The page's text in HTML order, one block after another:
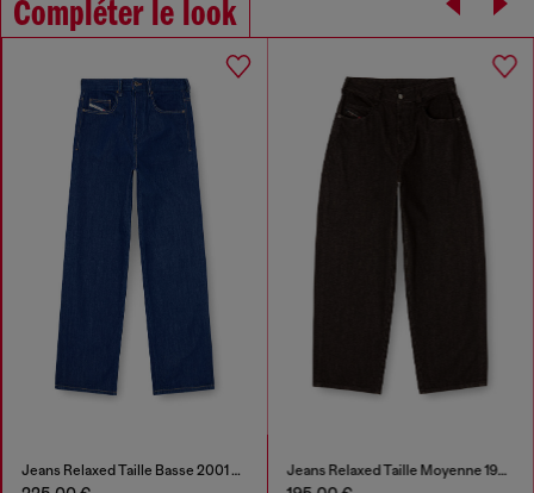
Compléter le look
Jeans Relaxed Taille Basse 2001 D-Macro Jeans Relaxed Taille Moyenne 1997 D-Enim-M Pull en